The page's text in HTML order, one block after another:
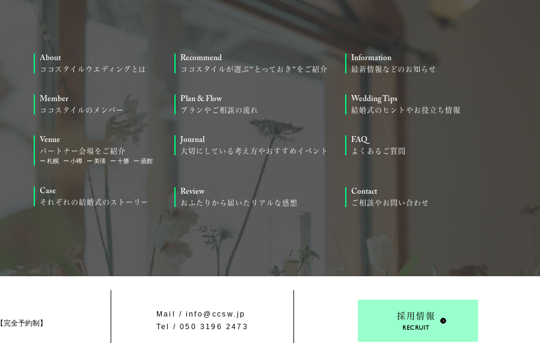
About
ココスタイルウエディングとは
Member
ココスタイルのメンバー
Venue
パートナー会場をご紹介
札幌 小樽 美瑛 十勝 函館
Case
それぞれの結婚式のストーリー
Recommend
ココスタイルが選ぶ“とっておき”をご紹介
Plan & Flow
プランやご相談の流れ
Journal
大切にしている考え方やおすすめイベント
Review
おふたりから届いたリアルな感想
Information
最新情報などのお知らせ
Wedding Tips
結婚式のヒントやお役立ち情報
FAQ
よくあるご質問
Contact
ご相談やお問い合わせ
【完全予約制】
Mail / info@ccsw.jp
Tel /050 3196 2473
採用情報
RECRUIT